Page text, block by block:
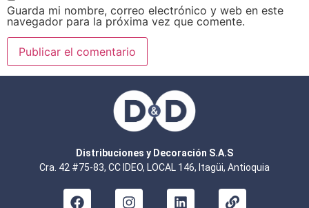
Guarda mi nombre, correo electrónico y web en este
navegador para la próxima vez que comente.
Distribuciones y Decoración S.A.S
Cra. 42 #75-83, CC IDEO, LOCAL 146, Itagüi, Antioquia